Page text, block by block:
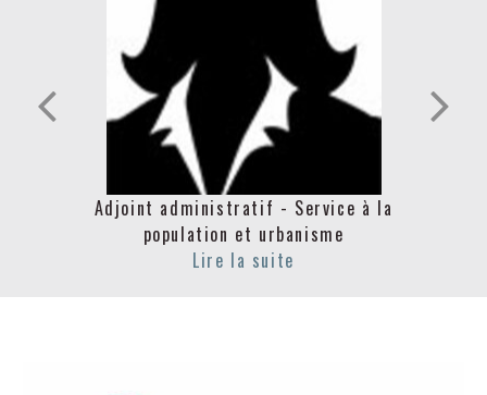
Adjoint administratif - Service à la
population et urbanisme